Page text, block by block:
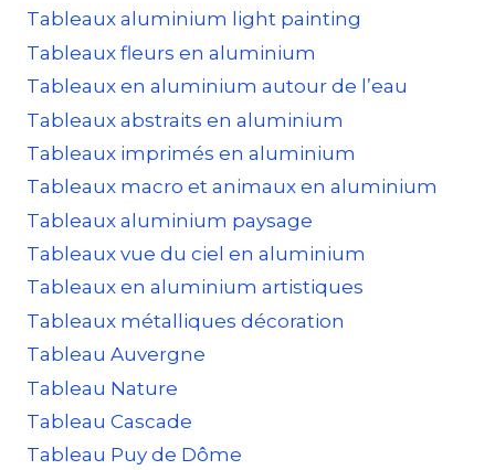
Tableaux aluminium light painting
Tableaux fleurs en aluminium
Tableaux en aluminium autour de l’eau
Tableaux abstraits en aluminium
Tableaux imprimés en aluminium
Tableaux macro et animaux en aluminium
Tableaux aluminium paysage
Tableaux vue du ciel en aluminium
Tableaux en aluminium artistiques
Tableaux métalliques décoration
Tableau Auvergne
Tableau Nature
Tableau Cascade
Tableau Puy de Dôme